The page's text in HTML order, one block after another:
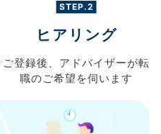
STEP.2
ヒアリング
ご登録後、 アドバイザーが転
職のご希望を伺います